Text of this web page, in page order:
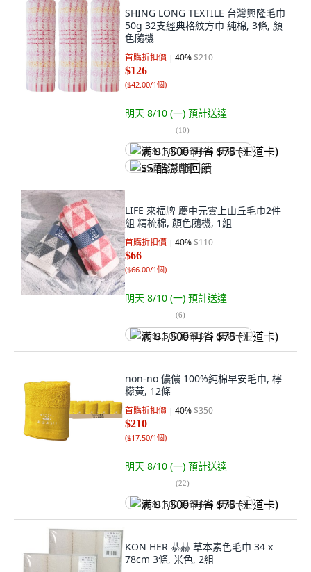
SHING LONG TEXTILE 台灣興隆毛巾
50g 32支經典格紋方巾 純棉, 3條, 顏
色隨機
首購折扣價 40%$210
$126
($42.00/1個)
明天 8/10 (一) 預計送達
(10)
满 $1,500 再省 $75 (王道卡)
$5 酷澎幣回饋
LIFE 來福牌 慶中元雲上山丘毛巾2件
組 精梳棉, 顏色隨機, 1組
首購折扣價 40%$110
$66
($66.00/1個)
明天 8/10 (一) 預計送達
(6)
满 $1,500 再省 $75 (王道卡)
non-no 儂儂 100%純棉早安毛巾, 檸
檬黃, 12條
首購折扣價 40%$350
$210
($17.50/1個)
明天 8/10 (一) 預計送達
(22)
满 $1,500 再省 $75 (王道卡)
KON HER 恭赫 草本素色毛巾 34 x
78cm 3條, 米色, 2組